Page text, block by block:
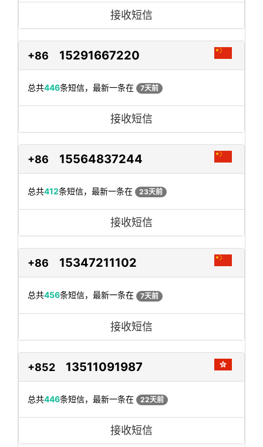
接收短信
+86 15291667220
总共446条短信，最新一条在 7天前
接收短信
+86 15564837244
总共412条短信，最新一条在 23天前
接收短信
+86 15347211102
总共456条短信，最新一条在 7天前
接收短信
+852 13511091987
总共446条短信，最新一条在 22天前
接收短信